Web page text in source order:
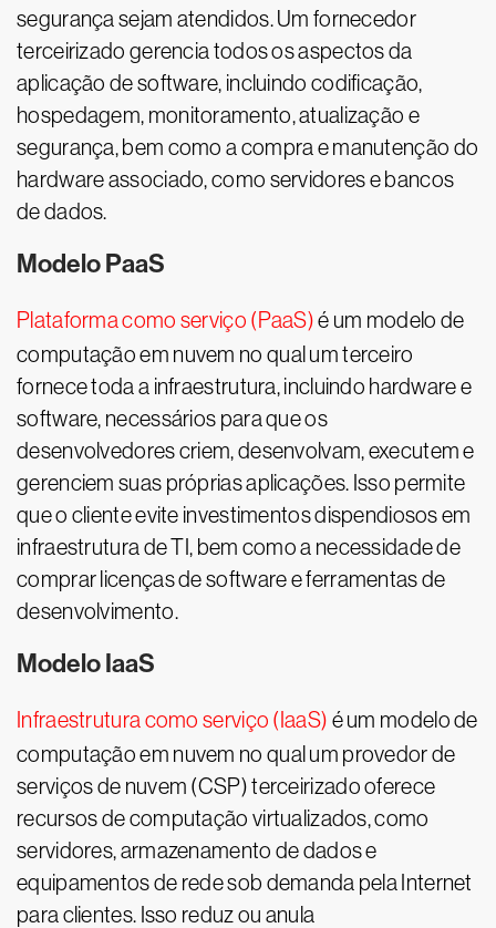
segurança sejam atendidos. Um fornecedor
terceirizado gerencia todos os aspectos da
aplicação de software, incluindo codificação,
hospedagem, monitoramento, atualização e
segurança, bem como a compra e manutenção do
hardware associado, como servidores e bancos
de dados.
Modelo PaaS
Plataforma como serviço (PaaS)é um modelo de
computação em nuvem no qual um terceiro
fornece toda a infraestrutura, incluindo hardware e
software, necessários para que os
desenvolvedores criem, desenvolvam, executem e
gerenciem suas próprias aplicações. Isso permite
que o cliente evite investimentos dispendiosos em
infraestrutura de TI, bem como a necessidade de
comprar licenças de software e ferramentas de
desenvolvimento.
Modelo IaaS
Infraestrutura como serviço (IaaS) é um modelo de
computação em nuvem no qual um provedor de
serviços de nuvem (CSP) terceirizado oferece
recursos de computação virtualizados, como
servidores, armazenamento de dados e
equipamentos de rede sob demanda pela Internet
para clientes. Isso reduz ou anula